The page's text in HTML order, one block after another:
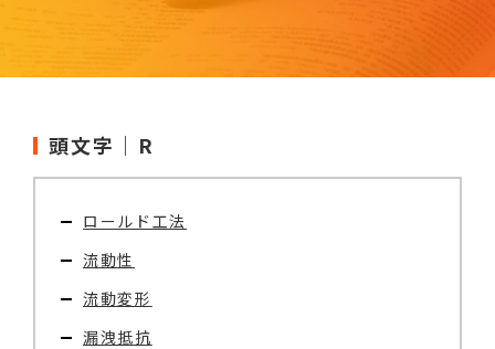
頭文字｜R
ロールド工法
流動性
流動変形
漏洩抵抗